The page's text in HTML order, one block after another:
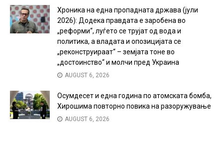
Хроника на една пропадната држава (јули
2026): Додека правдата е заробена во
„реформи“, луѓето се трујат од вода и
политика, а владата и опозицијата се
„реконструираат“ – земјата тоне во
„достоинство“ и молчи пред Украина
AUGUST 6, 2026
Осумдесет и една година по атомската бомба,
Хирошима повторно повика на разоружување
AUGUST 6, 2026